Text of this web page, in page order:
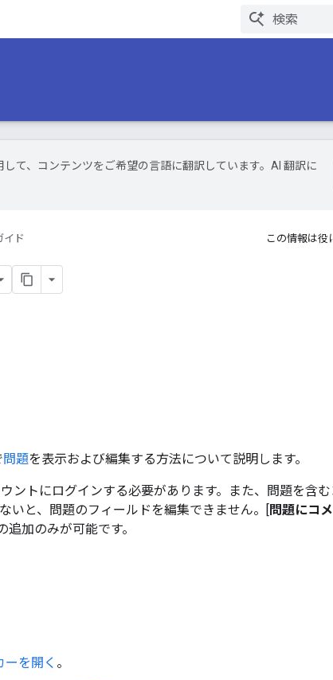
して、コンテンツをご希望の言語に翻訳しています。AI 翻訳に
イド この情報は役
問題を表示および編集する方法について説明します。
ントにログインする必要があります。また、問題を含
いと、問題のフィールドを編集できません。[問題にコ
追加のみが可能です。
ーを開く 。